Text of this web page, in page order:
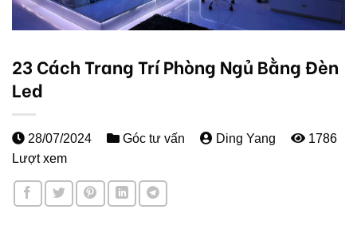
23 Cách Trang Trí Phòng Ngủ Bằng Đèn
Led
28/07/2024 Góc tư vấn Ding Yang
1786
Lượt xem